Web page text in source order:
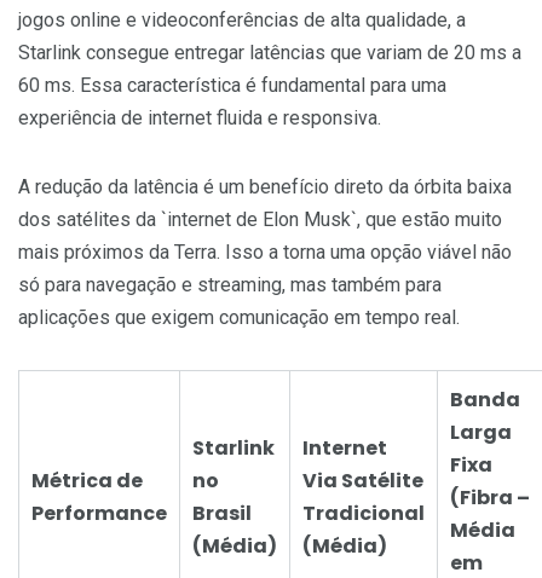
jogos online e videoconferências de alta qualidade, a
Starlink consegue entregar latências que variam de 20 ms a
60 ms. Essa característica é fundamental para uma
experiência de internet fluida e responsiva.
A redução da latência é um benefício direto da órbita baixa
dos satélites da `internet de Elon Musk`, que estão muito
mais próximos da Terra. Isso a torna uma opção viável não
só para navegação e streaming, mas também para
aplicações que exigem comunicação em tempo real.
Métrica de
Performance
Starlink
no
Brasil
(Média)
Internet
Via Satélite
Tradicional
(Média)
Banda
Larga
Fixa
(Fibra –
Média
em